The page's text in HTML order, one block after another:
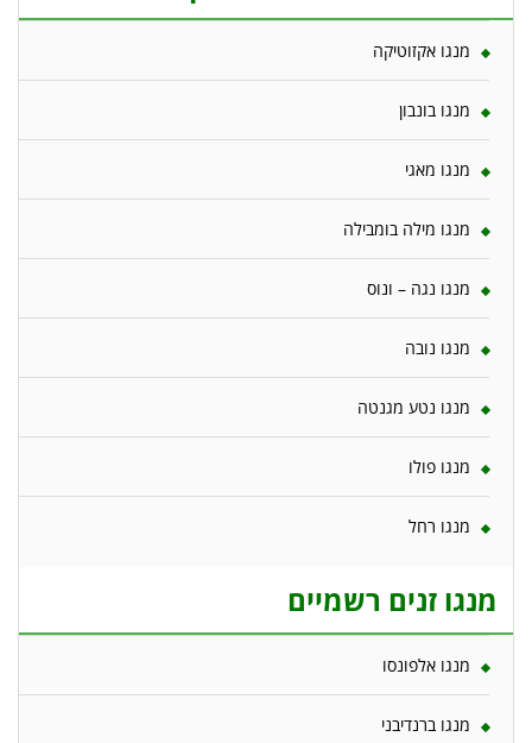
מנגו אקזוטיקה
מנגו בונבון
מנגו מאגי
מנגו מילה בומבילה
מנגו נגה – ונוס
מנגו נובה
מנגו נטע מגנטה
מנגו פולו
מנגו רחל
מנגו זנים רשמיים
מנגו אלפונסו
מנגו ברנדיבני